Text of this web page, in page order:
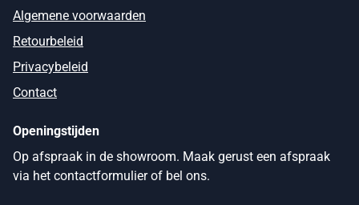
Algemene voorwaarden
Retourbeleid
Privacybeleid
Contact
Openingstijden
Op afspraak in de showroom. Maak gerust een afspraak
via het contactformulier of bel ons.